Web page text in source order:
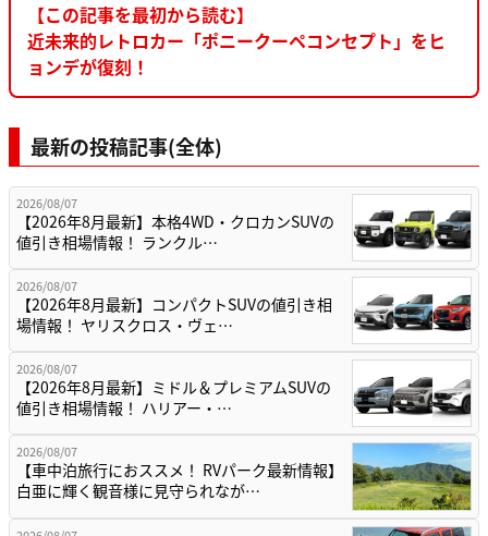
【この記事を最初から読む】
近未来的レトロカー「ポニークーペコンセプト」をヒ
ョンデが復刻！
最新の投稿記事(全体)
2026/08/07
【2026年8月最新】本格4WD・クロカンSUVの
値引き相場情報！ ランクル…
2026/08/07
【2026年8月最新】コンパクトSUVの値引き相
場情報！ ヤリスクロス・ヴェ…
2026/08/07
【2026年8月最新】ミドル＆プレミアムSUVの
値引き相場情報！ ハリアー・…
2026/08/07
【車中泊旅行におススメ！ RVパーク最新情報】
白亜に輝く観音様に見守られなが…